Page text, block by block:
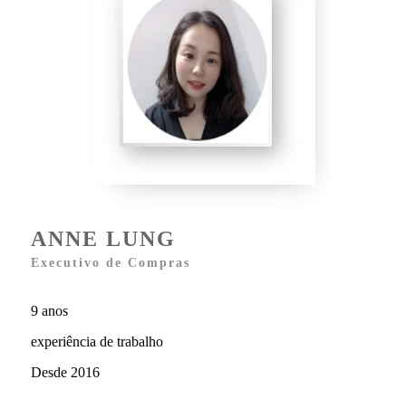
ANNE LUNG
Executivo de Compras
9 anos
experiência de trabalho
Desde 2016